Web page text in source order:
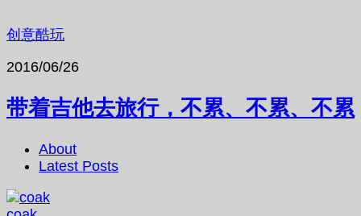
创意酷玩
2016/06/26
带着吉他去旅行，不累、不累、不累
About
Latest Posts